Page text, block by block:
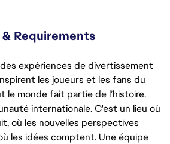
Requirements
expériences de divertissement
les joueurs et les fans du
le monde fait partie de l’histoire.
internationale. C'est un lieu où
où les nouvelles perspectives
les idées comptent. Une équipe